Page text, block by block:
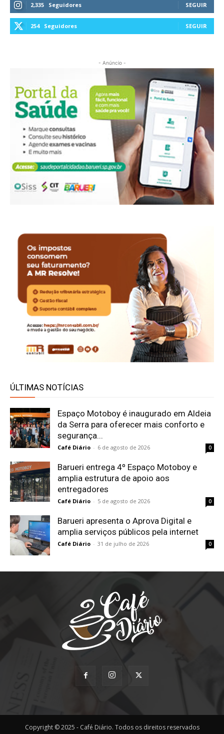
2,335 Seguidores SEGUIR
254 Seguidores SEGUIR
- Anúncio -
ÚLTIMAS NOTÍCIAS
Espaço Motoboy é inaugurado em Aldeia
da Serra para oferecer mais conforto e
segurança...
Café Diário - 6 de agosto de 2026 0
Barueri entrega 4º Espaço Motoboy e
amplia estrutura de apoio aos
entregadores
Café Diário - 5 de agosto de 2026 0
Barueri apresenta o Aprova Digital e
amplia serviços públicos pela internet
Café Diário - 31 de julho de 2026 0
Copyright © 2025 - Café Diário. Todos os direitos reservados